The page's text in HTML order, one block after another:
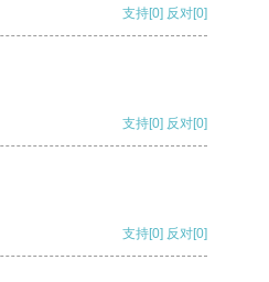
支持[0] 反对[0]
支持[0] 反对[0]
支持[0] 反对[0]